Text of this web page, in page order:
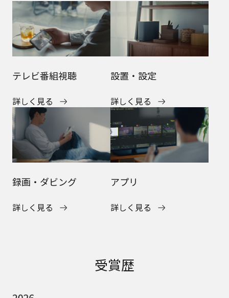
テレビ番組視聴
詳しく見る
設置・設定
詳しく見る
録画・ダビング
詳しく見る
アプリ
詳しく見る
受賞歴